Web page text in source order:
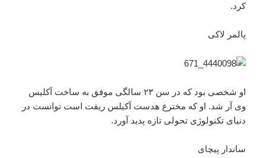
کرد.
پالمر لاکی
او شخصی بود که در سن ۲۳ سالگی موفق به ساخت آکلیس
وی آر شد. او که مخترع هدست آکیلس ریفت است توانست در
دنیای تکنولوژی تحولی تازه پدید آورد.
ساندار پیچای